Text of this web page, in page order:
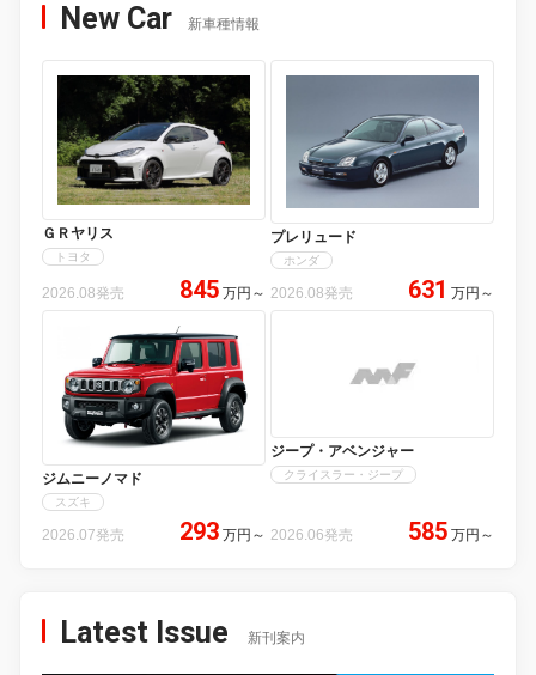
New Car 新車種情報
ＧＲヤリス
トヨタ
2026.08発売 845 万円 ～
プレリュード
ホンダ
2026.08発売 631 万円 ～
ジムニーノマド
スズキ
2026.07発売 293 万円 ～
ジープ・アベンジャー
クライスラー・ジープ
2026.06発売 585 万円 ～
Latest Issue 新刊案内